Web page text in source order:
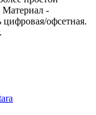
Материал -
офсетная.